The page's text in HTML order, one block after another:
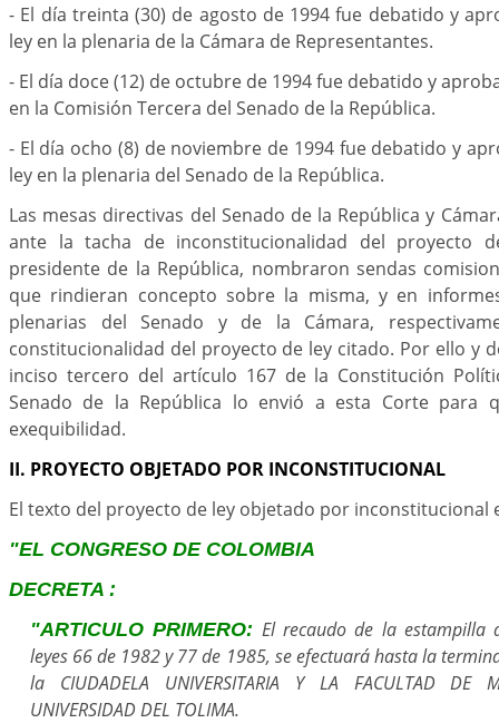
- El día treinta (30) de agosto de 1994 fue debatido y
ley en la plenaria de la Cámara de Representantes.
- El día doce (12) de octubre de 1994 fue debatido y
en la Comisión Tercera del Senado de la República.
- El día ocho (8) de noviembre de 1994 fue debatido y
ley en la plenaria del Senado de la República.
Las mesas directivas del Senado de la República y
ante la tacha de inconstitucionalidad del proyecto
presidente de la República, nombraron sendas
que rindieran concepto sobre la misma, y en
plenarias del Senado y de la Cámara,
constitucionalidad del proyecto de ley citado. Por ello y
inciso tercero del artículo 167 de la Constitución
Senado de la República lo envió a esta Corte para
exequibilidad.
II. PROYECTO OBJETADO POR INCONSTITUCIONAL
El texto del proyecto de ley objetado por inconstitucional
"EL CONGRESO DE COLOMBIA
DECRETA :
"ARTICULO PRIMERO:El recaudo de la estampilla
leyes 66 de 1982 y 77 de 1985, se efectuará hasta la
la CIUDADELA UNIVERSITARIA Y LA FACULTAD DE
UNIVERSIDAD DEL TOLIMA.